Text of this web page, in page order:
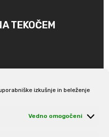
izkušnje in beleženje
Vedno omogočeni
TEKOČEM